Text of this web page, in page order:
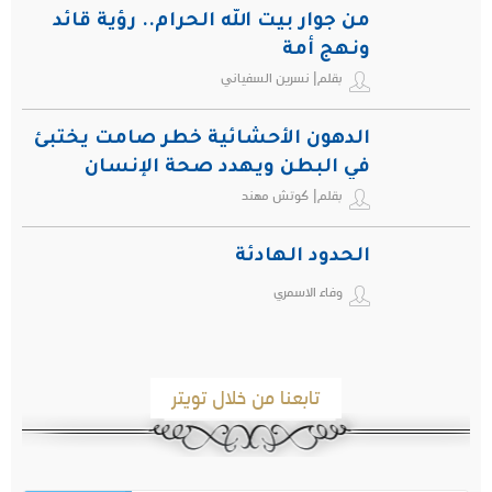
من جوار بيت الله الحرام.. رؤية قائد
ونهج أمة
بقلم| نسرين السفياني
الدهون الأحشائية خطر صامت يختبئ
في البطن ويهدد صحة الإنسان
بقلم| كوتش مهند
الحدود الهادئة
وفاء الاسمري
تابعنا من خلال تويتر